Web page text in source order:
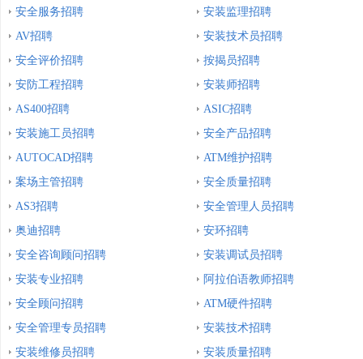
安全服务招聘
安装监理招聘
AV招聘
安装技术员招聘
安全评价招聘
按揭员招聘
安防工程招聘
安装师招聘
AS400招聘
ASIC招聘
安装施工员招聘
安全产品招聘
AUTOCAD招聘
ATM维护招聘
案场主管招聘
安全质量招聘
AS3招聘
安全管理人员招聘
奥迪招聘
安环招聘
安全咨询顾问招聘
安装调试员招聘
安装专业招聘
阿拉伯语教师招聘
安全顾问招聘
ATM硬件招聘
安全管理专员招聘
安装技术招聘
安装维修员招聘
安装质量招聘